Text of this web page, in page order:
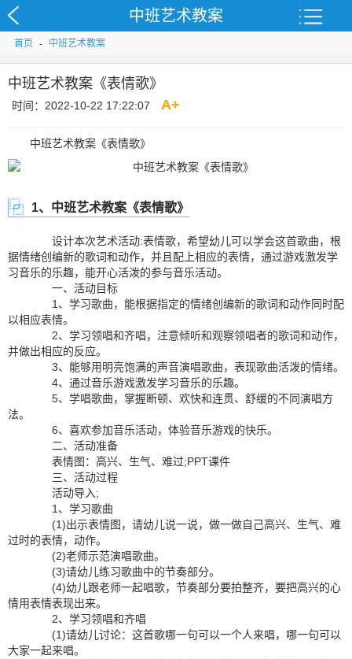
中班艺术教案
首页 - 中班艺术教案
中班艺术教案《表情歌》
时间：2022-10-22 17:22:07 A+
中班艺术教案《表情歌》
1、中班艺术教案《表情歌》
设计本次艺术活动:表情歌，希望幼儿可以学会这首歌曲，根
据情绪创编新的歌词和动作，并且配上相应的表情，通过游戏激发学
习音乐的乐趣，能开心活泼的参与音乐活动。
一、活动目标
1、学习歌曲，能根据指定的情绪创编新的歌词和动作同时配
以相应表情。
2、学习领唱和齐唱，注意倾听和观察领唱者的歌词和动作，
并做出相应的反应。
3、能够用明亮饱满的声音演唱歌曲，表现歌曲活泼的情绪。
4、通过音乐游戏激发学习音乐的乐趣。
5、学唱歌曲，掌握断顿、欢快和连贯、舒缓的不同演唱方
法。
6、喜欢参加音乐活动，体验音乐游戏的快乐。
二、活动准备
表情图：高兴、生气、难过;PPT课件
三、活动过程
活动导入;
1、学习歌曲
(1)出示表情图，请幼儿说一说，做一做自己高兴、生气、难
过时的表情，动作。
(2)老师示范演唱歌曲。
(3)请幼儿练习歌曲中的节奏部分。
(4)幼儿跟老师一起唱歌，节奏部分要拍整齐，要把高兴的心
情用表情表现出来。
2、学习领唱和齐唱
(1)请幼儿讨论：这首歌哪一句可以一个人来唱，哪一句可以
大家一起来唱。